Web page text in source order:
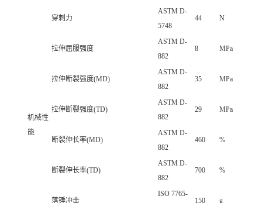
机械性
能
穿刺力
ASTM D-
5748
44 N
拉伸屈服强度
ASTM D-
882
8 MPa
拉伸断裂强度(MD)
ASTM D-
882
35 MPa
拉伸断裂强度(TD)
ASTM D-
882
29 MPa
断裂伸长率(MD)
ASTM D-
882
460 %
断裂伸长率(TD)
ASTM D-
882
700 %
落锤冲击
ISO 7765-
150
g